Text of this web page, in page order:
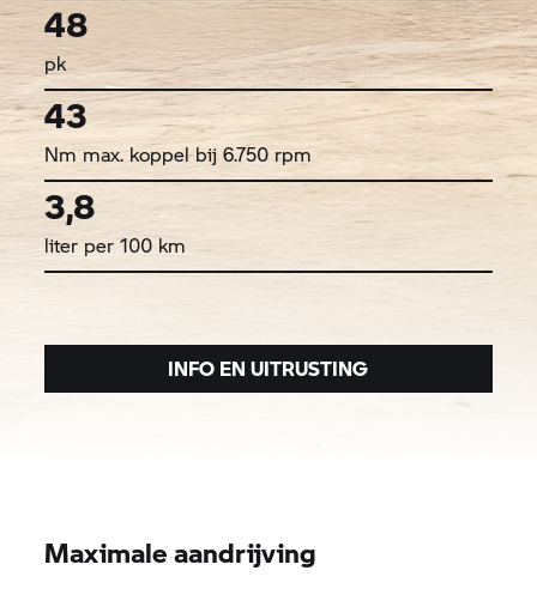
48
pk
43
Nm max. koppel bij 6.750 rpm
3,8
liter per 100 km
INFO EN UITRUSTING
Maximale aandrijving